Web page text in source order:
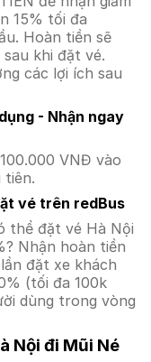
15% tối đa
Hoàn tiền sẽ
khi đặt vé.
các lợi ích sau
- Nhận ngay
VNĐ vào
tiên.
vé trên redBus
thể đặt vé Hà Nội
Nhận hoàn tiền
đặt xe khách
(tối đa 100k
dùng trong vòng
Nội đi Mũi Né